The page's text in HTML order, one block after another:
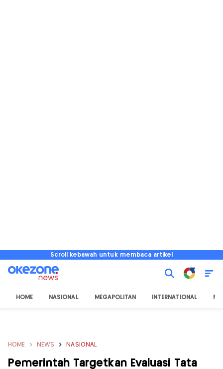
Scroll kebawah untuk membaca artikel
HOME NASIONAL MEGAPOLITAN INTERNATIONAL
HOME NEWS NASIONAL
Pemerintah Targetkan Evaluasi Tata